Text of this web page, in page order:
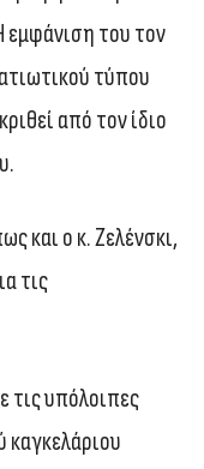
εμφάνιση του τον
τύπου
από τον ίδιο
και ο κ. Ζελένσκι,
τις
τις υπόλοιπες
καγκελάριου